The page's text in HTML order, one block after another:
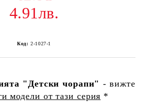
4.91лв.
Код: 2-1027-1
"Детски чорапи" - вижте
модели от тази серия *